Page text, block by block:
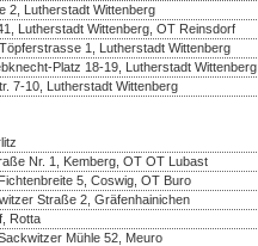
2, Lutherstadt Wittenberg
Lutherstadt Wittenberg, OT Reinsdorf
1, Lutherstadt Wittenberg
Platz 18-19, Lutherstadt Wittenberg
7-10, Lutherstadt Wittenberg
Nr. 1, Kemberg, OT OT Lubast
5, Coswig, OT Buro
Straße 2, Gräfenhainichen
Rotta
Mühle 52, Meuro